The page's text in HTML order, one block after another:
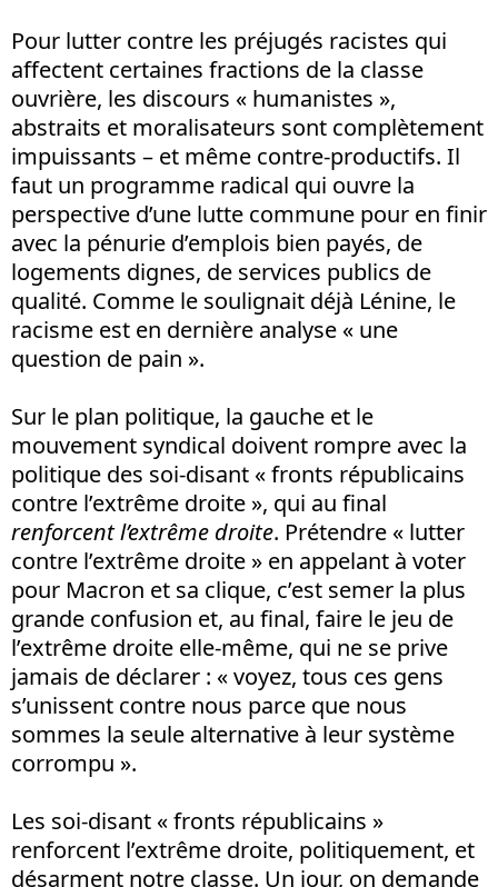
Pour lutter contre les préjugés racistes qui
affectent certaines fractions de la classe
ouvrière, les discours « humanistes »,
abstraits et moralisateurs sont complètement
impuissants – et même contre-productifs. Il
faut un programme radical qui ouvre la
perspective d’une lutte commune pour en finir
avec la pénurie d’emplois bien payés, de
logements dignes, de services publics de
qualité. Comme le soulignait déjà Lénine, le
racisme est en dernière analyse « une
question de pain ».
Sur le plan politique, la gauche et le
mouvement syndical doivent rompre avec la
politique des soi-disant « fronts républicains
contre l’extrême droite », qui au final
renforcentl’extrême droite. Prétendre « lutter
contre l’extrême droite » en appelant à voter
pour Macron et sa clique, c’est semer la plus
grande confusion et, au final, faire le jeu de
l’extrême droite elle-même, qui ne se prive
jamais de déclarer : « voyez, tous ces gens
s’unissent contre nous parce que nous
sommes la seule alternative à leur système
corrompu ».
Les soi-disant « fronts républicains »
renforcent l’extrême droite, politiquement, et
désarment notre classe. Un jour, on demande